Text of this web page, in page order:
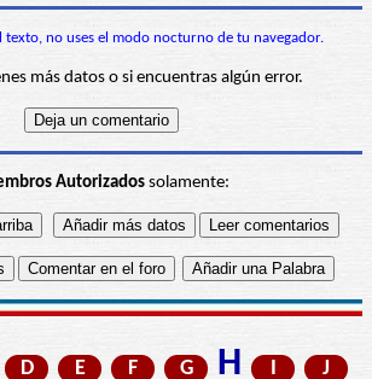
texto, no uses el modo nocturno de tu navegador.
más datos o si encuentras algún error.
Autorizadossolamente:
D E F G H I
J